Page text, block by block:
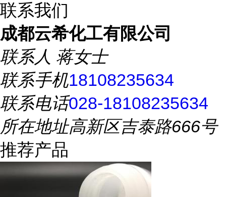
联系我们
成都云希化工有限公司
联系人 蒋女士
联系手机18108235634
联系电话028-18108235634
所在地址高新区吉泰路666号
推荐产品